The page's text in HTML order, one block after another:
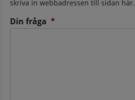
skriva in webbadressen till sidan här.
Din fråga *